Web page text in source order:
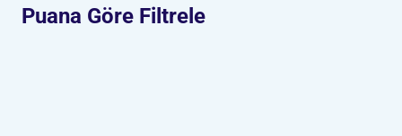
Puana Göre Filtrele